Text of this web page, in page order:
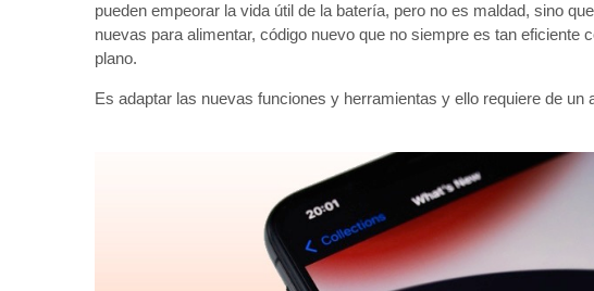
pueden empeorar la vida útil de la batería, pero no es maldad, sino
nuevas para alimentar, código nuevo que no siempre es tan
plano.
Es adaptar las nuevas funciones y herramientas y ello requiere de un